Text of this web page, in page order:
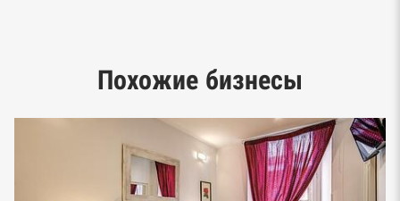
предпринимательства ФНС
Похожие бизнесы